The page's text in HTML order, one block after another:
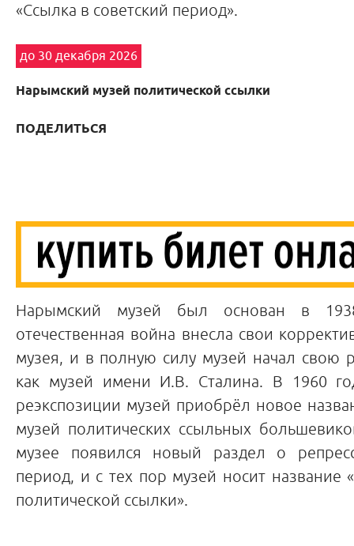
«Ссылка в советский период».
до 30 декабря 2026
Нарымский музей политической ссылки
ПОДЕЛИТЬСЯ
Нарымский музей был основан в
отечественная война внесла свои
музея, и в полную силу музей начал свою
как музей имени И.В. Сталина. В 1960
реэкспозиции музей приобрёл новое
музей политических ссыльных
музее появился новый раздел о
период, и с тех пор музей носит название
политической ссылки».